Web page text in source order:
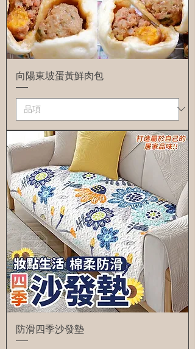
向陽東坡蛋黃鮮肉包
防滑四季沙發墊